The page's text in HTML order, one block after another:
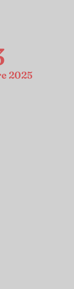
2025